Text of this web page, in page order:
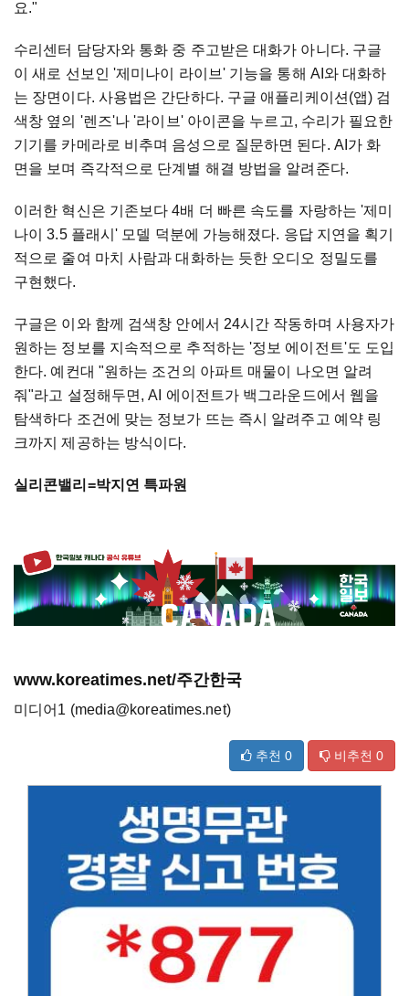
요."
수리센터 담당자와 통화 중 주고받은 대화가 아니다. 구글
이 새로 선보인 '제미나이 라이브' 기능을 통해 AI와 대화하
는 장면이다. 사용법은 간단하다. 구글 애플리케이션(앱) 검
색창 옆의 '렌즈'나 '라이브' 아이콘을 누르고, 수리가 필요한
기기를 카메라로 비추며 음성으로 질문하면 된다. AI가 화
면을 보며 즉각적으로 단계별 해결 방법을 알려준다.
이러한 혁신은 기존보다 4배 더 빠른 속도를 자랑하는 '제미
나이 3.5 플래시' 모델 덕분에 가능해졌다. 응답 지연을 획기
적으로 줄여 마치 사람과 대화하는 듯한 오디오 정밀도를
구현했다.
구글은 이와 함께 검색창 안에서 24시간 작동하며 사용자가
원하는 정보를 지속적으로 추적하는 '정보 에이전트'도 도입
한다. 예컨대 "원하는 조건의 아파트 매물이 나오면 알려
줘"라고 설정해두면, AI 에이전트가 백그라운드에서 웹을
탐색하다 조건에 맞는 정보가 뜨는 즉시 알려주고 예약 링
크까지 제공하는 방식이다.
실리콘밸리=박지연 특파원
www.koreatimes.net/주간한국
미디어1 (media@koreatimes.net)
추천 0 비추천 0